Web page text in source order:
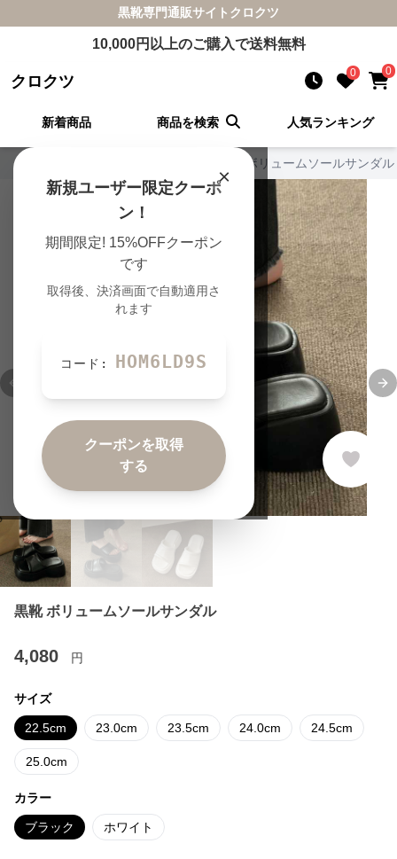
黒靴専門通販サイト クロクツ
10,000円以上のご購入で送料無料
クロクツ 0 0
新着商品 商品を検索 人気ランキング
×
新規ユーザー限定クーポ
ン！
期間限定! 15%OFFクーポン
です
取得後、決済画面で自動適用さ
れます
コード: HOM6LD9S
クーポンを取得
する
クロクツ TOP 黒靴 ボリュームソールサンダル
Previous slide
黒靴 ボリュームソールサンダル
4,080 円
サイズ
22.5cm 23.0cm 23.5cm 24.0cm 24.5cm
25.0cm
カラー
ブラック ホワイト